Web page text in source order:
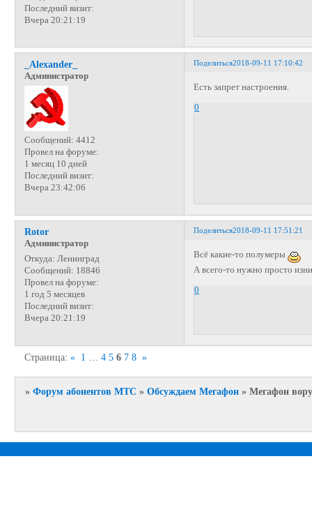
Последний визит:
Вчера 20:21:19
Поделиться2018-09-11 17:10:42
_Alexander_
Администратор
Сообщений: 4412
Провел на форуме:
1 месяц 10 дней
Последний визит:
Вчера 23:42:06
Есть запрет настроения.
0
Поделиться2018-09-11 17:51:21
Rotor
Администратор
Откуда: Ленинград
Сообщений: 18846
Провел на форуме:
1 год 5 месяцев
Последний визит:
Вчера 20:21:19
Всё какие-то полумеры
А всего-то нужно просто
0
Страница:« 1 4 5 6 7 8 »
»Форум абонентов МТС »Обсуждаем Мегафон »Мегафон